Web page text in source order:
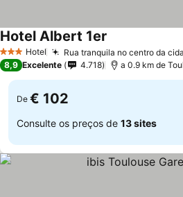
3 EstrelasHotel Rua tranquila no centro da
Hotel Albert 1er
8,9 Excelente 4.718 a 0.9 km de
De € 102
Consulte os preços de 13 sites